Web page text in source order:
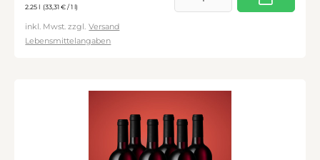
2.25 l (33,31 € / 1 l)
inkl. Mwst. zzgl. Versand
Lebensmittelangaben